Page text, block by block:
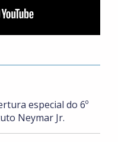
especial do 6º
Neymar Jr.